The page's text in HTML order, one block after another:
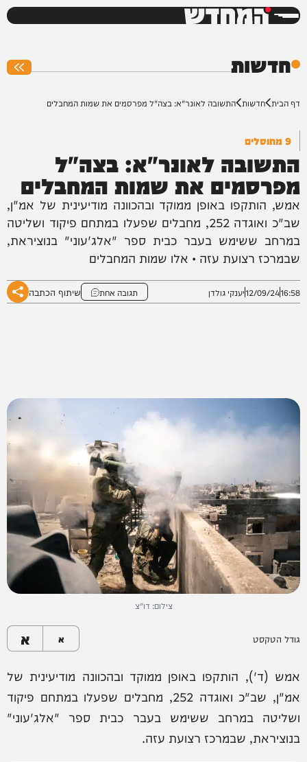
המחדש
חדשות
דף הבית חדשות התשובה לאונר"א: בצה"ל מפרסמים את שמות המחבלים
9 מחוסלים
התשובה לאונר"א: בצה"ל
מפרסמים את שמות המחבלים
אמש, הותקפו באופן ממוקד ובהכוונה מודיעינית של אמ"ן,
שב"כ ואוגדה 252, מחבלים שפעלו במתחם פיקוד ושליטה
במרחב ששימש בעבר כבית ספר "אלג'עוני" בנוציראת,
שבמרכז רצועת עזה • אלו שמות המחבלים
16:58
12/09/24יענקי גולדן תגובה אחת שיתוף הכתבה
צילום: דו"צ
גודל הטקסט א א
אמש (ד'), הותקפו באופן ממוקד ובהכוונה מודיעינית של
אמ"ן, שב"כ ואוגדה 252, מחבלים שפעלו במתחם פיקוד
ושליטה במרחב ששימש בעבר כבית ספר "אלג'עוני"
בנוציראת, שבמרכז רצועת עזה.